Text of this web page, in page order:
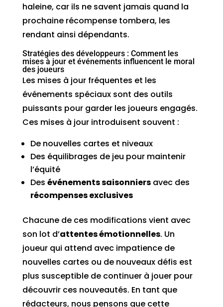
haleine, car ils ne savent jamais quand la
prochaine récompense tombera, les
rendant ainsi dépendants.
Stratégies des développeurs : Comment les
mises à jour et événements influencent le moral
des joueurs
Les mises à jour fréquentes et les
événements spéciaux sont des outils
puissants pour garder les joueurs engagés.
Ces mises à jour introduisent souvent :
De nouvelles cartes et niveaux
Des équilibrages de jeu pour maintenir
l’équité
Des événements saisonniersavec des
récompenses exclusives
Chacune de ces modifications vient avec
son lot d’attentes émotionnelles. Un
joueur qui attend avec impatience de
nouvelles cartes ou de nouveaux défis est
plus susceptible de continuer à jouer pour
découvrir ces nouveautés. En tant que
rédacteurs, nous pensons que cette